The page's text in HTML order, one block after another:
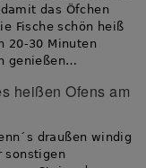
das Öfchen
Fische schön heiß
20-30 Minuten
genießen…
heißen Ofens am
draußen windig
sonstigen